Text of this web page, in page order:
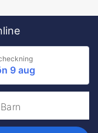
9 aug
Barn